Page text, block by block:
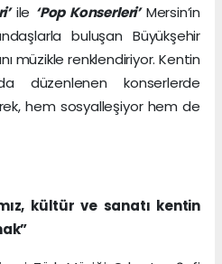
ile ‘Pop Konserleri’Mersin’in
buluşan Büyükşehir
müzikle renklendiriyor. Kentin
düzenlenen konserlerde
hem sosyalleşiyor hem de
kültür ve sanatı kentin